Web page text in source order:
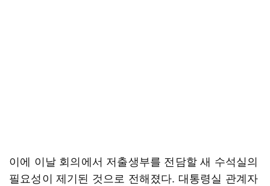
이에 이날 회의에서 저출생부를 전담할 새 수석실의
필요성이 제기된 것으로 전해졌다. 대통령실 관계자